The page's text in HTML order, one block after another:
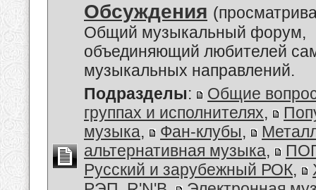
Обсуждения
Общий музыкальный форум,
объединяющий любителей
музыкальных направлений.
Подразделы:
Общие
группах и исполнителях,
музыка, Фан-клубы,
альтернативная музыка,
Русский и зарубежный РОК,